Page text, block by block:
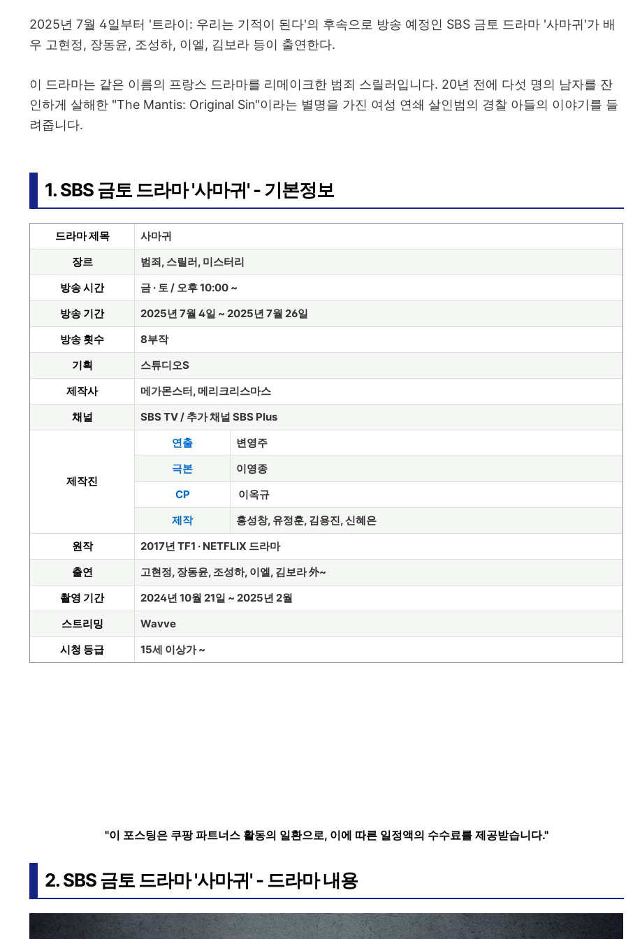
2025년 7월 4일부터 '트라이: 우리는 기적이 된다'의 후속으로 방송 예정인 SBS 금토 드라마 '사마귀'가 배
우 고현정, 장동윤, 조성하, 이엘, 김보라 등이 출연한다.
이 드라마는 같은 이름의 프랑스 드라마를 리메이크한 범죄 스릴러입니다. 20년 전에 다섯 명의 남자를 잔
인하게 살해한 "The Mantis: Original Sin"이라는 별명을 가진 여성 연쇄 살인범의 경찰 아들의 이야기를 들
려줍니다.
1. SBS 금토 드라마 '사마귀' - 기본정보
드라마 제목
사마귀
장르
범죄, 스릴러, 미스터리
방송 시간
금 · 토 / 오후 10:00 ~
방송 기간
2025년 7월 4일 ~ 2025년 7월 26일
방송 횟수
8부작
기획
스튜디오S
제작사
메가몬스터, 메리크리스마스
채널
SBS TV / 추가 채널 SBS Plus
제작진
연출
변영주
극본
이영종
CP
이옥규
제작
홍성창, 유정훈, 김용진, 신혜은
원작
2017년 TF1 · NETFLIX 드라마
출연
고현정, 장동윤, 조성하, 이엘, 김보라 外~
촬영 기간
2024년 10월 21일 ~ 2025년 2월
스트리밍
Wavve
시청 등급
15세 이상가 ~
"이 포스팅은 쿠팡 파트너스 활동의 일환으로, 이에 따른 일정액의 수수료를 제공받습니다."
2. SBS 금토 드라마 '사마귀' - 드라마 내용